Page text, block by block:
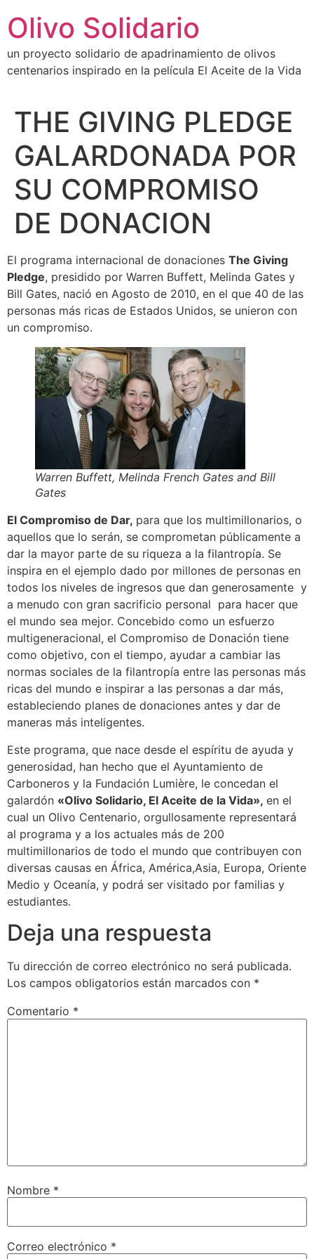
contenido
Olivo Solidario
un proyecto solidario de apadrinamiento de olivos
centenarios inspirado en la película El Aceite de la Vida
THE GIVING PLEDGE
GALARDONADA POR
SU COMPROMISO
DE DONACION
El programa internacional de donaciones The Giving
Pledge, presidido por Warren Buffett, Melinda Gates y
Bill Gates, nació en Agosto de 2010, en el que 40 de las
personas más ricas de Estados Unidos, se unieron con
un compromiso.
Warren Buffett, Melinda French Gates and Bill
Gates
El Compromiso de Dar, para que los multimillonarios, o
aquellos que lo serán, se comprometan públicamente a
dar la mayor parte de su riqueza a la filantropía. Se
inspira en el ejemplo dado por millones de personas en
todos los niveles de ingresos que dan generosamente y
a menudo con gran sacrificio personal para hacer que
el mundo sea mejor. Concebido como un esfuerzo
multigeneracional, el Compromiso de Donación tiene
como objetivo, con el tiempo, ayudar a cambiar las
normas sociales de la filantropía entre las personas más
ricas del mundo e inspirar a las personas a dar más,
estableciendo planes de donaciones antes y dar de
maneras más inteligentes.
Este programa, que nace desde el espíritu de ayuda y
generosidad, han hecho que el Ayuntamiento de
Carboneros y la Fundación Lumière, le concedan el
galardón «Olivo Solidario, El Aceite de la Vida», en el
cual un Olivo Centenario, orgullosamente representará
al programa y a los actuales más de 200
multimillonarios de todo el mundo que contribuyen con
diversas causas en África, América,Asia, Europa, Oriente
Medio y Oceanía, y podrá ser visitado por familias y
estudiantes.
Deja una respuesta
Tu dirección de correo electrónico no será publicada.
Los campos obligatorios están marcados con *
Comentario *
Nombre *
Correo electrónico *